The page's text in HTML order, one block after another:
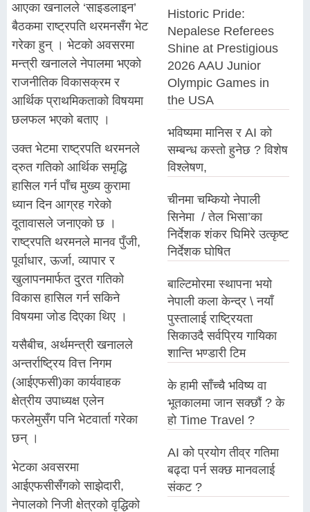
आएका खनालले ‘साइडलाइन’
बैठकमा राष्ट्रपति थरमनसँग भेट
गरेका हुन् । भेटको अवसरमा
मन्त्री खनालले नेपालमा भएको
राजनीतिक विकासक्रम र
आर्थिक प्राथमिकताको विषयमा
छलफल भएको बताए ।
उक्त भेटमा राष्ट्रपति थरमनले
द्रुत गतिको आर्थिक समृद्धि
हासिल गर्न पाँच मुख्य कुरामा
ध्यान दिन आग्रह गरेको
दूतावासले जनाएको छ ।
राष्ट्रपति थरमनले मानव पुँजी,
पूर्वाधार, ऊर्जा, व्यापार र
खुलापनमार्फत दु्रत गतिको
विकास हासिल गर्न सकिने
विषयमा जोड दिएका थिए ।
यसैबीच, अर्थमन्त्री खनालले
अन्तर्राष्ट्रिय वित्त निगम
(आईएफसी)का कार्यवाहक
क्षेत्रीय उपाध्यक्ष एलेन
फरलेमुसँग पनि भेटवार्ता गरेका
छन् ।
भेटका अवसरमा
आईएफसीसँगको साझेदारी,
नेपालको निजी क्षेत्रको वृद्धिको
Historic Pride:
Nepalese Referees
Shine at Prestigious
2026 AAU Junior
Olympic Games in
the USA
भविष्यमा मानिस र AI को
सम्बन्ध कस्तो हुनेछ ? विशेष
विश्लेषण,
चीनमा चम्कियो नेपाली
सिनेमा / तेल भिसा’का
निर्देशक शंकर घिमिरे उत्कृष्ट
निर्देशक घोषित
बाल्टिमोरमा स्थापना भयो
नेपाली कला केन्द्र \ नयाँ
पुस्तालाई राष्ट्रियता
सिकाउदै सर्वप्रिय गायिका
शान्ति भण्डारी टिम
के हामी साँच्चै भविष्य वा
भूतकालमा जान सक्छौं ? के
हो Time Travel ?
AI को प्रयोग तीव्र गतिमा
बढ्दा पर्न सक्छ मानवलाई
संकट ?